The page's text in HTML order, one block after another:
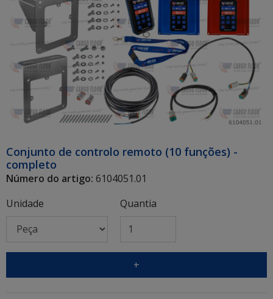
Conjunto de controlo remoto (10 funções) -
completo
Número do artigo: 6104051.01
Unidade
Quantia
+